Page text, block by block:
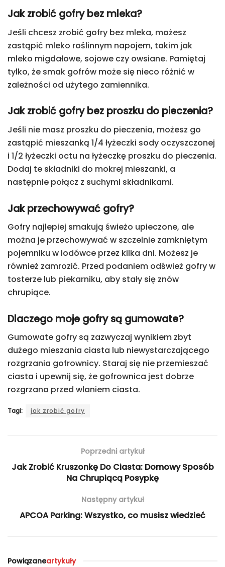
Jak zrobić gofry bez mleka?
Jeśli chcesz zrobić gofry bez mleka, możesz
zastąpić mleko roślinnym napojem, takim jak
mleko migdałowe, sojowe czy owsiane. Pamiętaj
tylko, że smak gofrów może się nieco różnić w
zależności od użytego zamiennika.
Jak zrobić gofry bez proszku do pieczenia?
Jeśli nie masz proszku do pieczenia, możesz go
zastąpić mieszanką 1/4 łyżeczki sody oczyszczonej
i 1/2 łyżeczki octu na łyżeczkę proszku do pieczenia.
Dodaj te składniki do mokrej mieszanki, a
następnie połącz z suchymi składnikami.
Jak przechowywać gofry?
Gofry najlepiej smakują świeżo upieczone, ale
można je przechowywać w szczelnie zamkniętym
pojemniku w lodówce przez kilka dni. Możesz je
również zamrozić. Przed podaniem odśwież gofry w
tosterze lub piekarniku, aby stały się znów
chrupiące.
Dlaczego moje gofry są gumowate?
Gumowate gofry są zazwyczaj wynikiem zbyt
dużego mieszania ciasta lub niewystarczającego
rozgrzania gofrownicy. Staraj się nie przemieszać
ciasta i upewnij się, że gofrownica jest dobrze
rozgrzana przed wlaniem ciasta.
Tagi: jak zrobić gofry
Poprzedni artykuł
Jak Zrobić Kruszonkę Do Ciasta: Domowy Sposób
Na Chrupiącą Posypkę
Następny artykuł
APCOA Parking: Wszystko, co musisz wiedzieć
Powiązaneartykuły